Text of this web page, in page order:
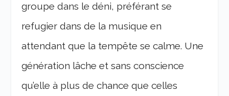
groupe dans le déni, préférant se
refugier dans de la musique en
attendant que la tempête se calme. Une
génération lâche et sans conscience
qu’elle à plus de chance que celles